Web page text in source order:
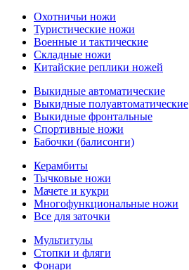
Охотничьи ножи
Туристические ножи
Военные и тактические
Складные ножи
Китайские реплики ножей
Выкидные автоматические
Выкидные полуавтоматические
Выкидные фронтальные
Спортивные ножи
Бабочки (балисонги)
Керамбиты
Тычковые ножи
Мачете и кукри
Многофункциональные ножи
Все для заточки
Мультитулы
Стопки и фляги
Фонари